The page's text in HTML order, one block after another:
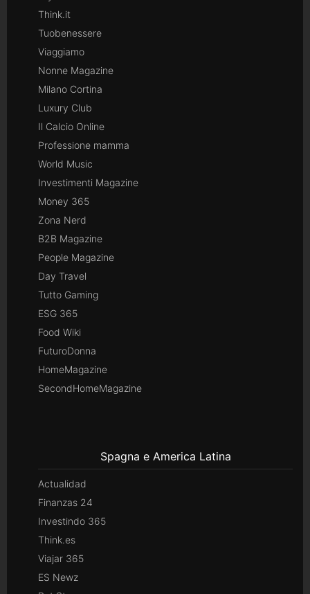
Think.it
Tuobenessere
Viaggiamo
Nonne Magazine
Milano Cortina
Luxury Club
Il Calcio Online
Professione mamma
World Music
Investimenti Magazine
Money 365
Zona Nerd
B2B Magazine
People Magazine
Day Travel
Tutto Gaming
ESG 365
Food Wiki
FuturoDonna
HomeMagazine
SecondHomeMagazine
Spagna e America Latina
Actualidad
Finanzas 24
Investindo 365
Think.es
Viajar 365
ES Newz